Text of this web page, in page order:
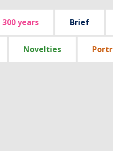
300 years Brief
Novelties